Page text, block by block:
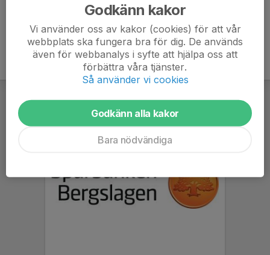
Godkänn kakor
Vi använder oss av kakor (cookies) för att vår
webbplats ska fungera bra för dig. De används
även för webbanalys i syfte att hjälpa oss att
förbättra våra tjänster.
Så använder vi cookies
Godkänn alla kakor
Bara nödvändiga